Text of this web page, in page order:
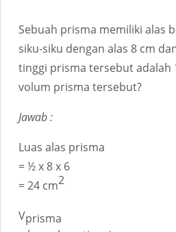
Sebuah prisma memiliki alas
siku-siku dengan alas 8 cm
tinggi prisma tersebut adalah
volum prisma tersebut?
Jawab :
Luas alas prisma
= ½ x 8 x 6
= 24 cm2
Vprisma